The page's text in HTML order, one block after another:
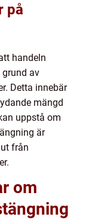
på
handeln
av
Detta innebär
mängd
uppstå om
är
från
om